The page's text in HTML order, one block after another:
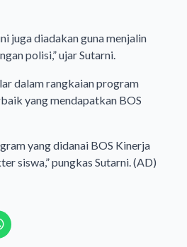
juga diadakan guna menjalin
polisi,” ujar Sutarni.
dalam rangkaian program
yang mendapatkan BOS
yang didanai BOS Kinerja
siswa,” pungkas Sutarni. (AD)